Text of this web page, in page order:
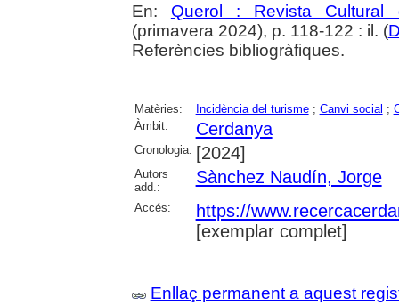
En: Querol : Revista Cultural
(primavera 2024), p. 118-122 : il. (
Referències bibliogràfiques.
Matèries: Incidència del turisme; Canvi social ;
Àmbit:
Cerdanya
Cronologia: [2024]
Autors
add.:
Sànchez Naudín, Jorge
Accés:
https://
[exemplar complet]
Enllaç permanent a aquest